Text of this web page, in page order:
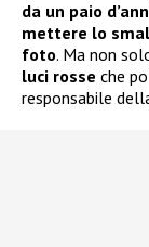
da un paio
mettere lo
foto. Ma non
luci rosse che
responsabile